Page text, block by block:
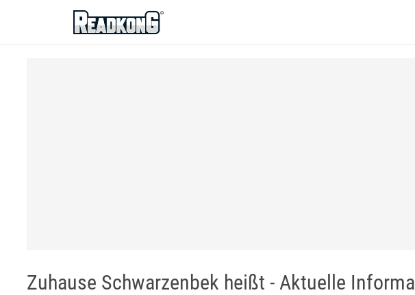
ReadkonG
Zuhause Schwarzenbek heißt - Aktuelle